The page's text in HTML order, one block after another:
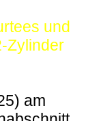
und
Zylinder
am